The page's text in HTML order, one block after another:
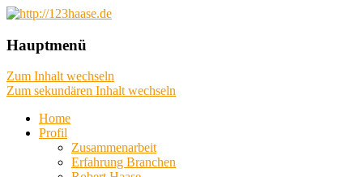
http://123haase.de
planen, das unmögliche denken
Hauptmenü
Zum Inhalt wechseln
Zum sekundären Inhalt wechseln
Home
Profil
Zusammenarbeit
Erfahrung Branchen